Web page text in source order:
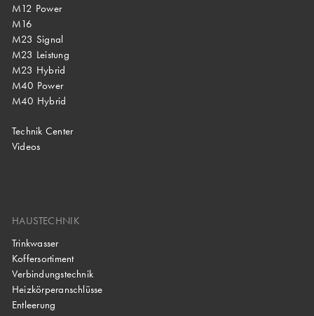
M12 Power
M16
M23 Signal
M23 Leistung
M23 Hybrid
M40 Power
M40 Hybrid
Technik Center
Videos
HAUSTECHNIK
Trinkwasser
Koffersortiment
Verbindungstechnik
Heizkörperanschlüsse
Entleerung